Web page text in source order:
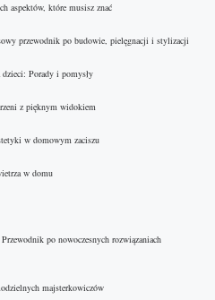
aspektów, które musisz znać
przewodnik po budowie, pielęgnacji i stylizacji
dzieci: Porady i pomysły
z pięknym widokiem
w domowym zaciszu
w domu
po nowoczesnych rozwiązaniach
majsterkowiczów